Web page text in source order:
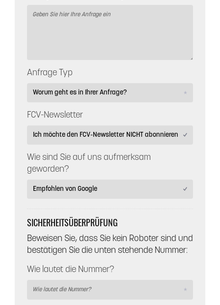
Anfrage Typ
FCV-Newsletter
Wie sind Sie auf uns aufmerksam
geworden?
SICHERHEITSÜBERPRÜFUNG
Beweisen Sie, dass Sie kein Roboter sind und
bestätigen Sie die unten stehende Nummer:
Wie lautet die Nummer?